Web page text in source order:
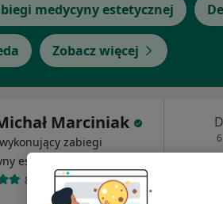
medycyny estetycznej
Zobacz więcej
Marciniak
zabiegi
estetycznej
88 opinii